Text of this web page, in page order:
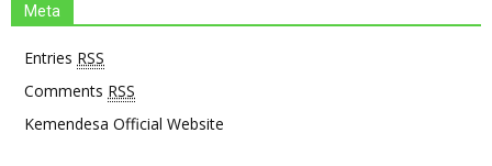
Meta
Entries RSS
Comments RSS
Kemendesa Official Website